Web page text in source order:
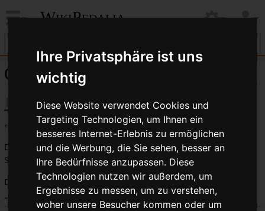
Ihre Privatsphäre ist uns
wichtig
Diese Website verwendet Cookies und
Targeting Technologien, um Ihnen ein
besseres Internet-Erlebnis zu ermöglichen
und die Werbung, die Sie sehen, besser an
Ihre Bedürfnisse anzupassen. Diese
Technologien nutzen wir außerdem, um
Ergebnisse zu messen, um zu verstehen,
woher unsere Besucher kommen oder um
WikiPedalia
Quelltext der Seite Diamondback
← Diamondback
Du bist aus dem folgenden Grund nicht berechtigt, diese
Seite zu bearbeiten:
Diese Aktion ist auf Benutzer beschränkt, die der Gruppe
„ Benutzer“ angehören.